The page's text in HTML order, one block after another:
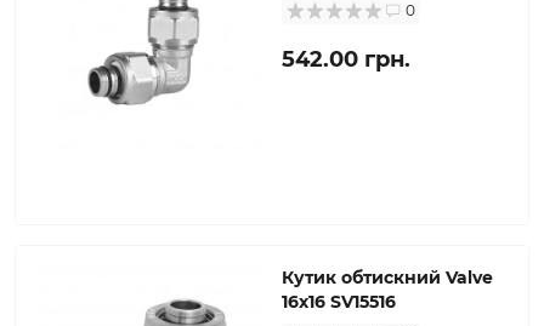
0
542.00 грн.
Кутик обтискний Valve
16х16 SV15516